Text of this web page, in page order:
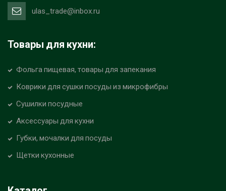
ulas_trade@inbox.ru
Товары для кухни:
Фольга пищевая, товары для запекания
Коврики для сушки посуды из микрофибры
Сушилки посудные
Аксессуары для кухни
Губки, мочалки для посуды
Щетки кухонные